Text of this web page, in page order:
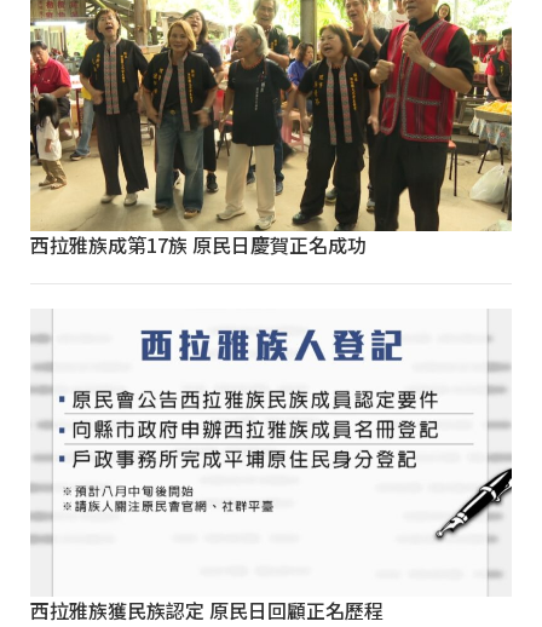
西拉雅族成第17族 原民日慶賀正名成功
西拉雅族獲民族認定 原民日回顧正名歷程